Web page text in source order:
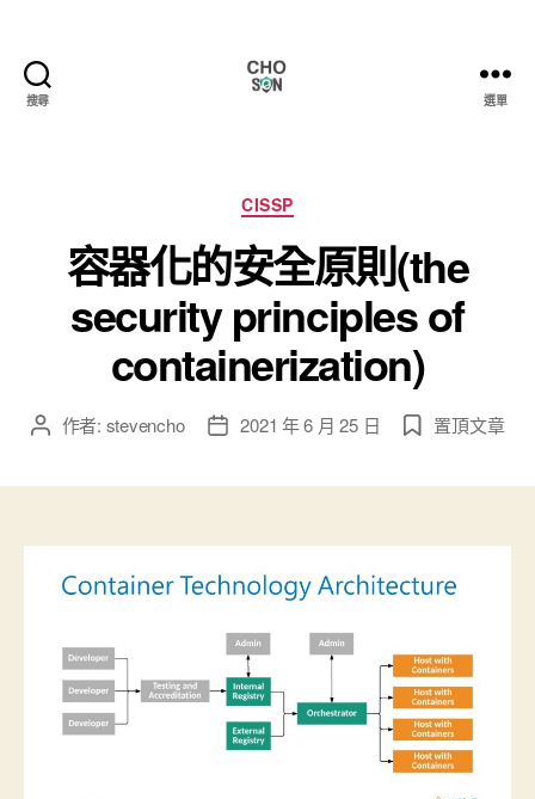
搜尋
大
小
事
選單
分
類
CISSP
容器化的安全原則(the
security principles of
containerization)
文 作者: stevencho
文 2021 年 6 月 25 日 置頂文章